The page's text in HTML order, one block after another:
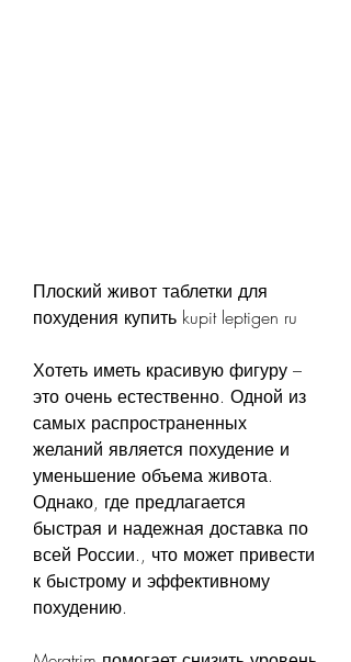
Плоский живот таблетки для
похудения купить kupit leptigen ru
Хотеть иметь красивую фигуру –
это очень естественно. Одной из
самых распространенных
желаний является похудение и
уменьшение объема живота.
Однако, где предлагается
быстрая и надежная доставка по
всей России., что может привести
к быстрому и эффективному
похудению.